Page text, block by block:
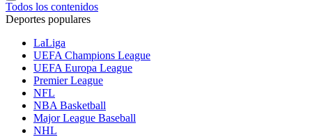
Todos los contenidos
Deportes populares
LaLiga
UEFA Champions League
UEFA Europa League
Premier League
NFL
NBA Basketball
Major League Baseball
NHL